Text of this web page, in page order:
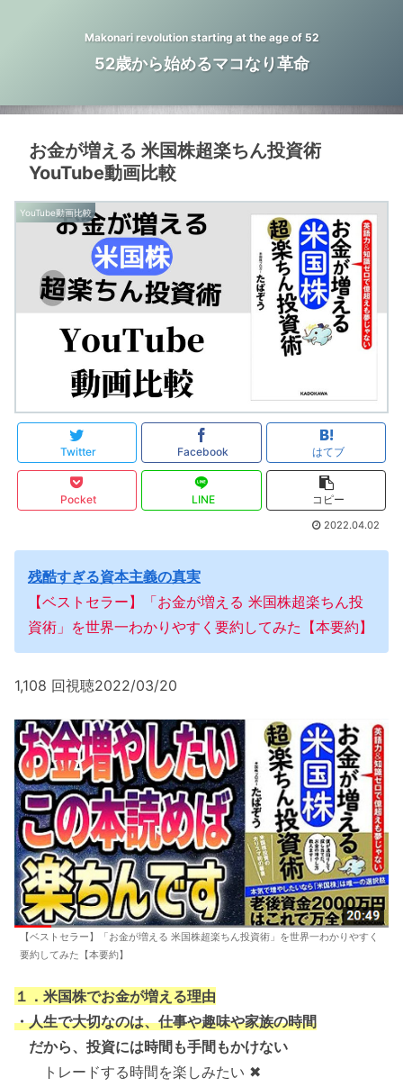
Makonari revolution starting at the age of 52
52歳から始めるマコなり革命
お金が増える 米国株超楽ちん投資術
YouTube動画比較
YouTube動画比較
Twitter Facebook はてブ
Pocket LINE コピー
2022.04.02
残酷すぎる資本主義の真実
【ベストセラー】「お金が増える 米国株超楽ちん投
資術」を世界一わかりやすく要約してみた【本要約】
1,108 回視聴2022/03/20
【ベストセラー】「お金が増える 米国株超楽ちん投資術」を世界一わかりやすく
要約してみた【本要約】
１．米国株でお金が増える理由
・人生で大切なのは、仕事や趣味や家族の時間
だから、投資には時間も手間もかけない
トレードする時間を楽しみたい ✖